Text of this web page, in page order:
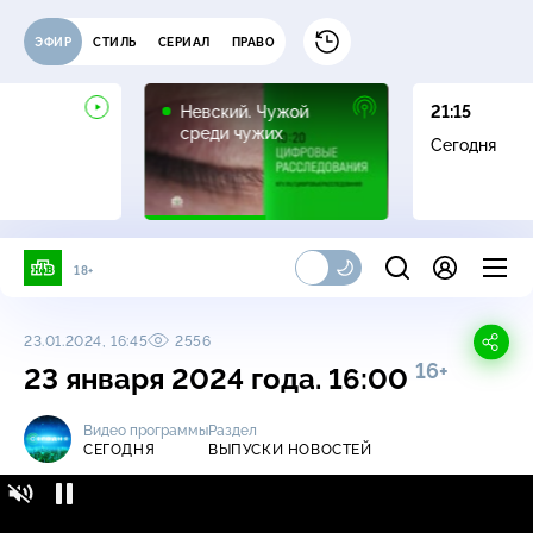
ЭФИР СТИЛЬ СЕРИАЛ ПРАВО
Невский. Чужой
среди чужих
16+
21:15
Сегодня
18+
23.01.2024, 16:45 2556
23 января 2024 года. 16:00 16+
Видео программы
СЕГОДНЯ
Раздел
ВЫПУСКИ НОВОСТЕЙ